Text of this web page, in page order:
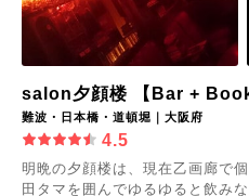
salon夕顔楼 【Bar +
難波・日本橋・道頓堀｜大阪府
4.5
明晩の夕顔楼は、現在乙画廊で
田タマを囲んでゆるゆると飲み